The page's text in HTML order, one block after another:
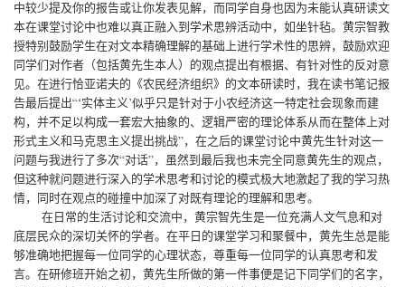
中较少提及你的报告或让你发表见解，而同学自身也因为未能认真研读文
本在课堂讨论中也难以真正融入到学术思辨活动中，如坐针毡。黄宗智教
授特别鼓励学生在对文本精确理解的基础上进行学术性的思辨，鼓励欢迎
同学们对作者（包括黄先生本人）的观点提出有根据、有针对性的反对意
见。在进行恰亚诺夫的《农民经济组织》的文本研读时，我在读书笔记报
告最后提出“‘实体主义’似乎只是针对于小农经济这一特定社会现象而建
构，并不足以构成一套宏大抽象的、逻辑严密的理论体系从而在整体上对
形式主义和马克思主义提出挑战”，在之后的课堂讨论中黄先生针对这一
问题与我进行了多次“对话”，虽然到最后我也未完全同意黄先生的观点，
但这种就问题进行深入的学术思考和讨论的模式极大地激起了我的学习热
情，同时在观点的碰撞中加深了对既有理论的理解和思考。
在日常的生活讨论和交流中，黄宗智先生是一位充满人文气息和对
底层民众的深切关怀的学者。在平日的课堂学习和聚餐中，黄先生总是能
够准确地把握每一位同学的心理状态，尊重每一位同学的认真思考和发
言。在研修班开始之初，黄先生所做的第一件事便是记下同学们的名字，